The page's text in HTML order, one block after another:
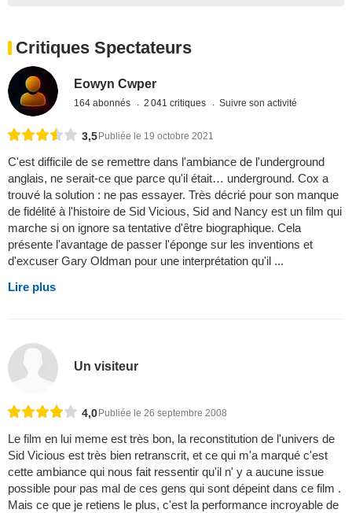
Critiques Spectateurs
Eowyn Cwper
164 abonnés 2 041 critiques Suivre son activité
3,5Publiée le 19 octobre 2021
C'est difficile de se remettre dans l'ambiance de l'underground
anglais, ne serait-ce que parce qu'il était… underground. Cox a
trouvé la solution : ne pas essayer. Très décrié pour son manque
de fidélité à l'histoire de Sid Vicious, Sid and Nancy est un film qui
marche si on ignore sa tentative d'être biographique. Cela
présente l'avantage de passer l'éponge sur les inventions et
d'excuser Gary Oldman pour une interprétation qu'il ...
Lire plus
Un visiteur
4,0 Publiée le 26 septembre 2008
Le film en lui meme est très bon, la reconstitution de l'univers de
Sid Vicious est très bien retranscrit, et ce qui m'a marqué c'est
cette ambiance qui nous fait ressentir qu'il n' y a aucune issue
possible pour pas mal de ces gens qui sont dépeint dans ce film .
Mais ce que je retiens le plus, c'est la performance incroyable de